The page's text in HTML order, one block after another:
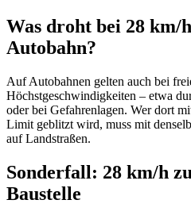
Was droht bei 28 km/
Autobahn?
Auf Autobahnen gelten auch bei
Höchstgeschwindigkeiten – etwa
oder bei Gefahrenlagen. Wer dort
Limit geblitzt wird, muss mit
auf Landstraßen.
Sonderfall: 28 km/h
Baustelle